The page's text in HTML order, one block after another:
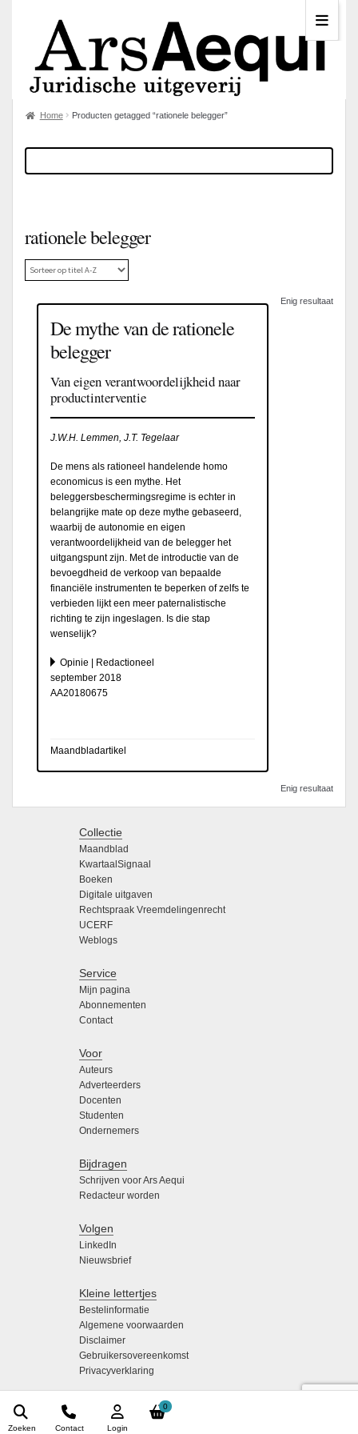
0
Login
Contact
Zoeken
Home Producten getagged “rationele belegger”
rationele belegger
Enig resultaat
De mythe van de rationele
belegger
Van eigen verantwoordelijkheid naar
productinterventie
J.W.H. Lemmen, J.T. Tegelaar
De mens als rationeel handelende homo
economicus is een mythe. Het
beleggersbeschermingsregime is echter in
belangrijke mate op deze mythe gebaseerd,
waarbij de autonomie en eigen
verantwoordelijkheid van de belegger het
uitgangspunt zijn. Met de introductie van de
bevoegdheid de verkoop van bepaalde
financiële instrumenten te beperken of zelfs te
verbieden lijkt een meer paternalistische
richting te zijn ingeslagen. Is die stap
wenselijk?
Opinie | Redactioneel
september 2018
AA20180675
Maandbladartikel
Enig resultaat
Collectie
Maandblad
KwartaalSignaal
Boeken
Digitale uitgaven
Rechtspraak Vreemdelingenrecht
UCERF
Weblogs
Service
Mijn pagina
Abonnementen
Contact
Voor
Auteurs
Adverteerders
Docenten
Studenten
Ondernemers
Bijdragen
Schrijven voor Ars Aequi
Redacteur worden
Volgen
LinkedIn
Nieuwsbrief
Kleine lettertjes
Bestelinformatie
Algemene voorwaarden
Disclaimer
Gebruikersovereenkomst
Privacyverklaring